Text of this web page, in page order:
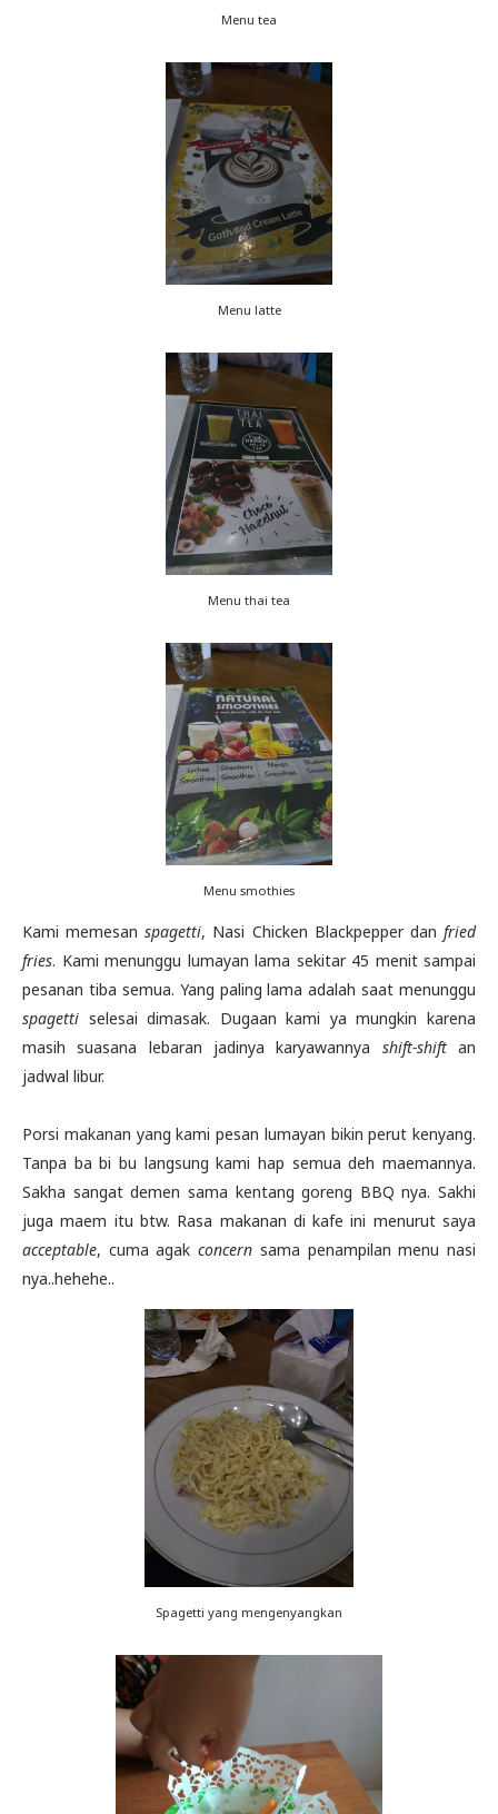
Menu tea
Menu latte
Menu thai tea
Menu smothies
Kami memesanspagetti, Nasi Chicken Blackpepper danfried
fries. Kami menunggu lumayan lama sekitar 45 menit sampai
pesanan tiba semua. Yang paling lama adalah saat menunggu
spagetti selesai dimasak. Dugaan kami ya mungkin karena
masih suasana lebaran jadinya karyawannya shift-shiftan
jadwal libur.
Porsi makanan yang kami pesan lumayan bikin perut kenyang.
Tanpa ba bi bu langsung kami hap semua deh maemannya.
Sakha sangat demen sama kentang goreng BBQ nya. Sakhi
juga maem itu btw. Rasa makanan di kafe ini menurut saya
acceptable, cuma agakconcern sama penampilan menu nasi
nya..hehehe..
Spagetti yang mengenyangkan